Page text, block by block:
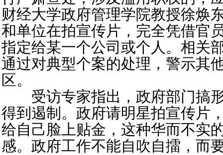
财经大学政府管理学院教授徐焕
和单位在拍宣传片，完全凭借官
指定给某一个公司或个人。相关
通过对典型个案的处理，警示其
区。
受访专家指出，政府部门搞
得到遏制。政府请明星拍宣传片
给自己脸上贴金，这种华而不实
感。政府工作不能自吹自擂，而